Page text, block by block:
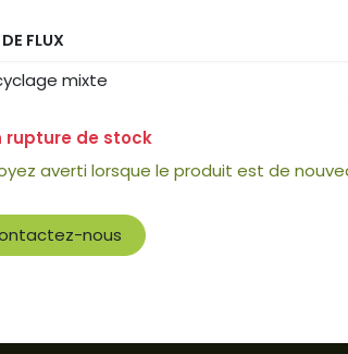
FLUX
rupture de stock
averti lorsque le produit est de
nous